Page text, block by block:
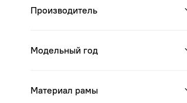
Производитель
Модельный год
Материал рамы